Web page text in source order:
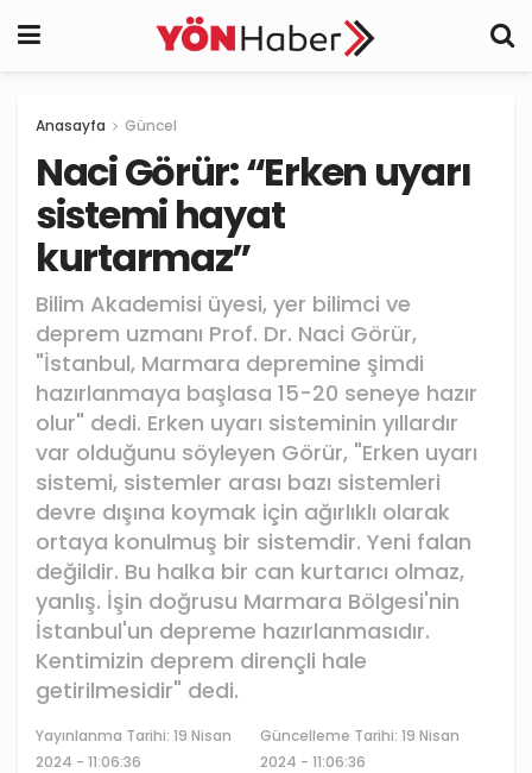
Anasayfa Güncel
Naci Görür: “Erken uyarı
sistemi hayat
kurtarmaz”
Bilim Akademisi üyesi, yer bilimci ve
deprem uzmanı Prof. Dr. Naci Görür,
"İstanbul, Marmara depremine şimdi
hazırlanmaya başlasa 15-20 seneye hazır
olur" dedi. Erken uyarı sisteminin yıllardır
var olduğunu söyleyen Görür, "Erken uyarı
sistemi, sistemler arası bazı sistemleri
devre dışına koymak için ağırlıklı olarak
ortaya konulmuş bir sistemdir. Yeni falan
değildir. Bu halka bir can kurtarıcı olmaz,
yanlış. İşin doğrusu Marmara Bölgesi'nin
İstanbul'un depreme hazırlanmasıdır.
Kentimizin deprem dirençli hale
getirilmesidir" dedi.
Yayınlanma Tarihi: 19 Nisan
2024 - 11:06:36
Güncelleme Tarihi: 19 Nisan
2024 - 11:06:36